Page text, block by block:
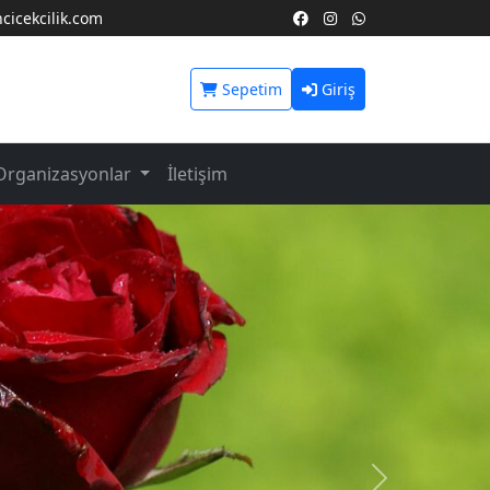
Sepetim Giriş
İletişim